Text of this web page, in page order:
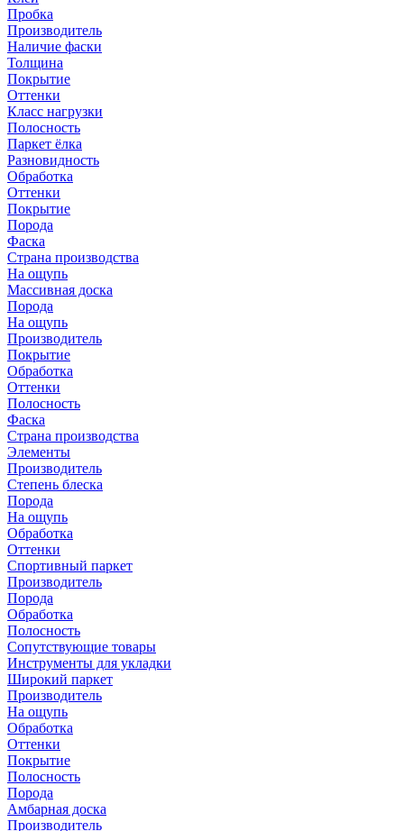
Пробка
Производитель
Наличие фаски
Толщина
Покрытие
Оттенки
Класс нагрузки
Полосность
Паркет ёлка
Разновидность
Обработка
Оттенки
Покрытие
Порода
Фаска
Страна производства
На ощупь
Массивная доска
Порода
На ощупь
Производитель
Покрытие
Обработка
Оттенки
Полосность
Фаска
Страна производства
Элементы
Производитель
Степень блеска
Порода
На ощупь
Обработка
Оттенки
Спортивный паркет
Производитель
Порода
Обработка
Полосность
Сопутствующие товары
Инструменты для укладки
Широкий паркет
Производитель
На ощупь
Обработка
Оттенки
Покрытие
Полосность
Порода
Амбарная доска
Производитель